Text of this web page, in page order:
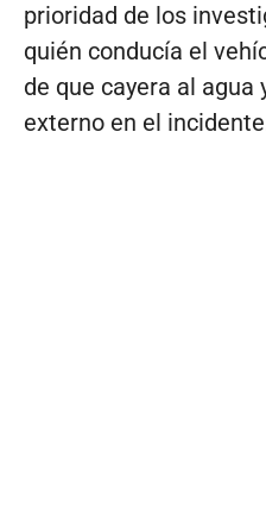
prioridad de los
quién conducía el
de que cayera al
externo en el